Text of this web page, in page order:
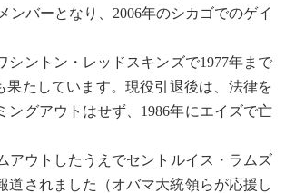
ンバーとなり、2006年のシカゴでのゲイ
シントン・レッドスキンズで1977年まで
たしています。現役引退後は、法律を
グアウトはせず、1986年にエイズで亡
アウトしたうえでセントルイス・ラムズ
されました（オバマ大統領らが応援し